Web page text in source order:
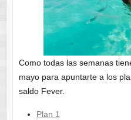
Como todas las semanas
mayo para apuntarte a los
saldo Fever.
Plan 1